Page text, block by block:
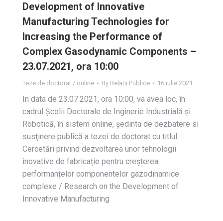
Development of Innovative
Manufacturing Technologies for
Increasing the Performance of
Complex Gasodynamic Components –
23.07.2021, ora 10:00
Teze de doctorat / online By Relatii Publice 16 iulie 2021
In data de 23.07.2021, ora 10:00, va avea loc, în
cadrul Școlii Doctorale de Inginerie Industrială și
Robotică, în sistem online, ședinta de dezbatere si
susţinere publică a tezei de doctorat cu titlul:
Cercetări privind dezvoltarea unor tehnologii
inovative de fabricație pentru creșterea
performanțelor componentelor gazodinamice
complexe / Research on the Development of
Innovative Manufacturing